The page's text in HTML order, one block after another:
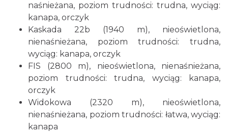
naśnieżana, poziom trudności: trudna, wyciąg:
kanapa, orczyk
Kaskada 22b (1940 m), nieoświetlona,
nienaśnieżana, poziom trudności: trudna,
wyciąg: kanapa, orczyk
FIS (2800 m), nieoświetlona, nienaśnieżana,
poziom trudności: trudna, wyciąg: kanapa,
orczyk
Widokowa (2320 m), nieoświetlona,
nienaśnieżana, poziom trudności: łatwa, wyciąg:
kanapa